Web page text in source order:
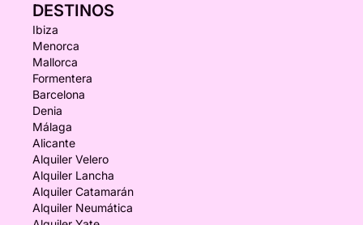
DESTINOS
Ibiza
Menorca
Mallorca
Formentera
Barcelona
Denia
Málaga
Alicante
Alquiler Velero
Alquiler Lancha
Alquiler Catamarán
Alquiler Neumática